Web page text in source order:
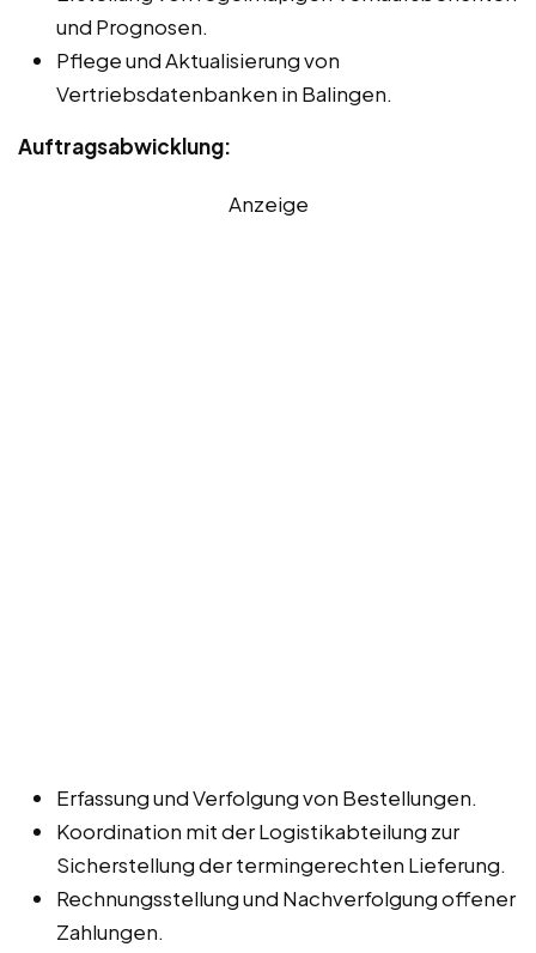
und Prognosen.
Pflege und Aktualisierung von
Vertriebsdatenbanken in Balingen.
Auftragsabwicklung:
Anzeige
Erfassung und Verfolgung von Bestellungen.
Koordination mit der Logistikabteilung zur
Sicherstellung der termingerechten Lieferung.
Rechnungsstellung und Nachverfolgung offener
Zahlungen.